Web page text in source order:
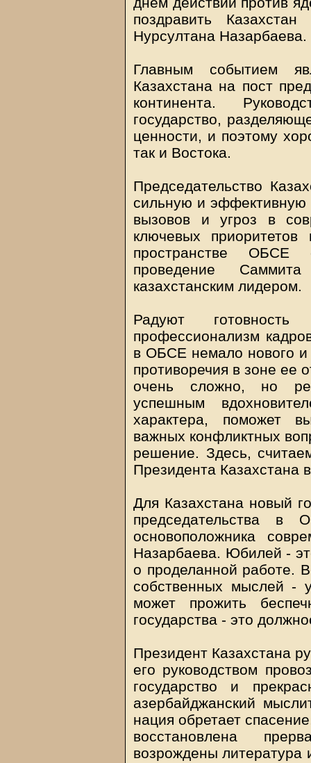
поздравить
Нурсултана Назарбаева.
Главным событием
Казахстана на пост
континента.
государство,
ценности, и поэтому
так и Востока.
Председательство
сильную и эффективную
вызовов и угроз в
ключевых приоритетов
пространстве ОБСЕ
проведение Саммита
казахстанским лидером.
Радуют
профессионализм
в ОБСЕ немало нового и
противоречия в зоне ее
очень сложно, но
успешным
характера, поможет
важных конфликтных
решение. Здесь,
Президента Казахстана
Для Казахстана новый
председательства
основоположника
Назарбаева. Юбилей -
о проделанной работе.
собственных мыслей -
может прожить
государства - это
Президент Казахстана
его руководством
государство и
азербайджанский
нация обретает
восстановлена
возрождены литература